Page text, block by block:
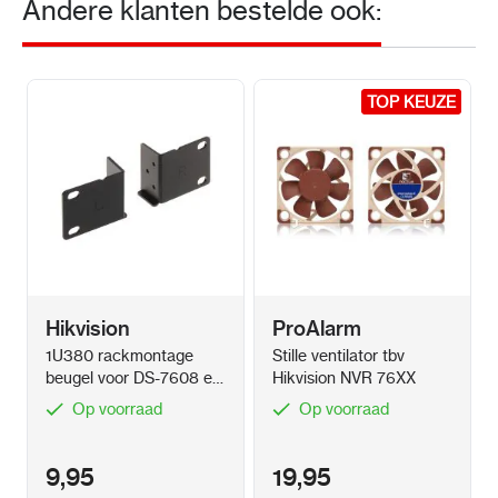
Android: Gratis app iVMS-4500 of Hik-Connect
iOS (iPhone): Gratis app iVMS-4500 of Hik-
Standaard IP-adres: 192.168.1.64
Standaard login / wachtwoord beheerder:
rtsp://user:password@192.168.1.64:554/Streaming/
- Mainstream
- Secondstream
Andere klanten bestelde ook:
Hikvision
1U380 rackmontage
beugel voor DS-7608 en
DS-7616
Op voorraad
9,95
TOP KEUZE
TOP KEUZE
ProAlarm
Stille ventilator tbv
Hikvision NVR 76XX
Op voorraad
19,95